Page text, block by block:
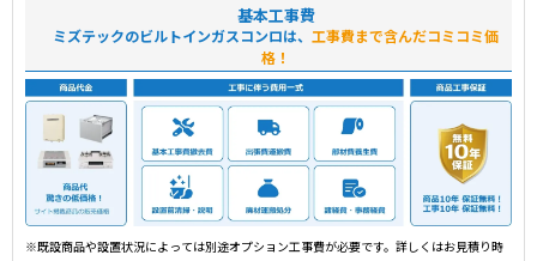
基本工事費
ミズテックのビルトインガスコンロは、 工事費まで含んだコミコミ価
格！
※既設商品や設置状況によっては別途オプション工事費が必要です。詳しくはお見積り時